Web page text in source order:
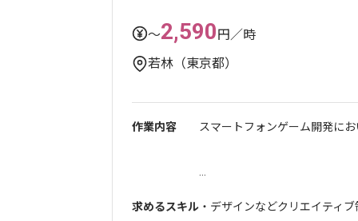
〜2,590円／時
若林（東京都）
作業内容 スマートフォンゲーム開発に
求めるスキル ・デザインなどクリエイティ